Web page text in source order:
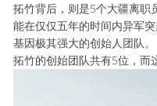
拓竹背后，则是5个大疆离职
能在仅仅五年的时间内异军
基因极其强大的创始人团队。
拓竹的创始团队共有5位，而